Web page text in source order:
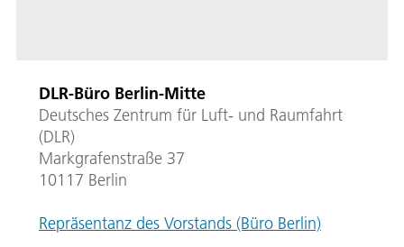
DLR-Büro Berlin-Mitte
Deutsches Zentrum für Luft- und Raumfahrt
(DLR)
Markgrafenstraße 37
10117 Berlin
Repräsentanz des Vorstands (Büro Berlin)